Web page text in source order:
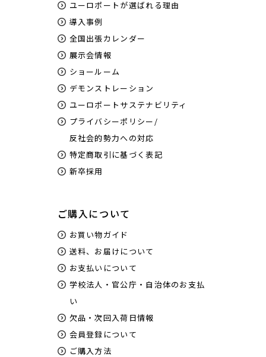
ユーロポートが選ばれる理由
導入事例
全国出張カレンダー
展示会情報
ショールーム
デモンストレーション
ユーロポートサステナビリティ
プライバシーポリシー/
反社会的勢力への対応
特定商取引に基づく表記
新卒採用
ご購入について
お買い物ガイド
送料、お届けについて
お支払いについて
学校法人・官公庁・自治体のお支払
い
欠品・次回入荷日情報
会員登録について
ご購入方法